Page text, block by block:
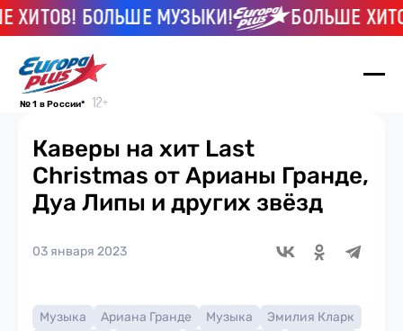
БОЛЬШЕ МУЗЫКИ! БОЛЬШЕ
№ 1 в России*
Каверы на хит Last
Christmas от Арианы Гранде,
Дуа Липы и других звёзд
03 января 2023
Музыка Ариана Гранде Музыка
Эмилия Кларк